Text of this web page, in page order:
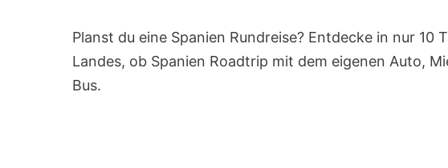
Planst du eine Spanien Rundreise? Entdecke in nur 10
Landes, ob Spanien Roadtrip mit dem eigenen Auto,
Bus.